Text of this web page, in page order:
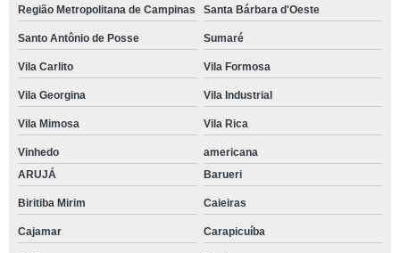
Região Metropolitana de Campinas Santa Bárbara d'Oeste
Santo Antônio de Posse Sumaré
Vila Carlito Vila Formosa
Vila Georgina Vila Industrial
Vila Mimosa Vila Rica
Vinhedo
americana
ARUJÁ
Barueri
Biritiba Mirim Caieiras
Cajamar Carapicuíba